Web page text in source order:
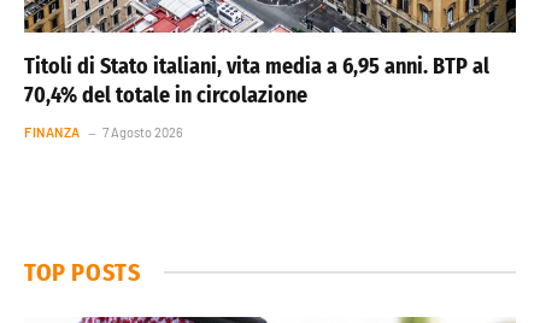
Titoli di Stato italiani, vita media a 6,95 anni. BTP al
70,4% del totale in circolazione
FINANZA 7 Agosto 2026
TOP POSTS